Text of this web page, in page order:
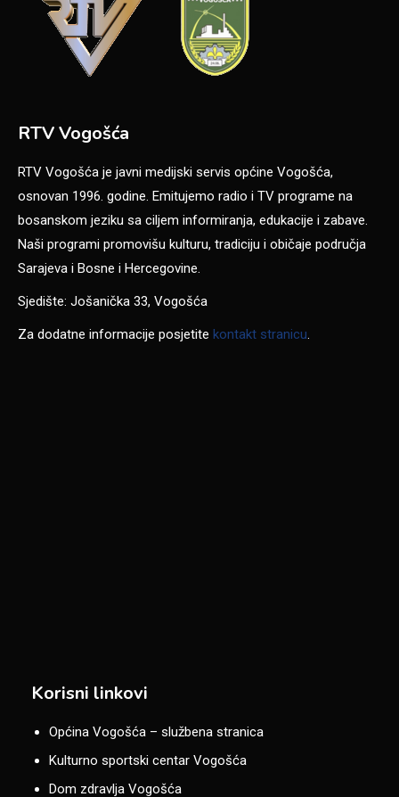
RTV Vogošća
RTV Vogošća je javni medijski servis općine Vogošća,
osnovan 1996. godine. Emitujemo radio i TV programe na
bosanskom jeziku sa ciljem informiranja, edukacije i zabave.
Naši programi promovišu kulturu, tradiciju i običaje područja
Sarajeva i Bosne i Hercegovine.
Sjedište: Jošanička 33, Vogošća
Za dodatne informacije posjetite kontakt stranicu
Korisni linkovi
Općina Vogošća – službena stranica
Kulturno sportski centar Vogošća
Dom zdravlja Vogošća